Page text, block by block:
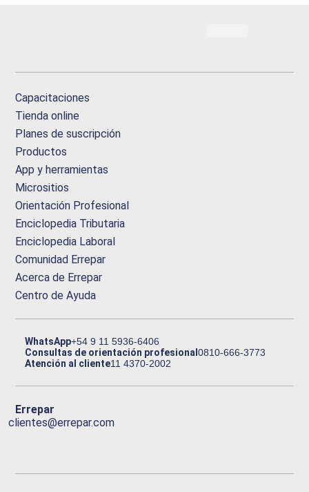
Capacitaciones
Tienda online
Planes de suscripción
Productos
App y herramientas
Micrositios
Orientación Profesional
Enciclopedia Tributaria
Enciclopedia Laboral
Comunidad Errepar
Acerca de Errepar
Centro de Ayuda
WhatsApp+54 9 11 5936-6406
Consultas de orientación profesional0810-666-3773
Atención al cliente11 4370-2002
Errepar
clientes@errepar.com